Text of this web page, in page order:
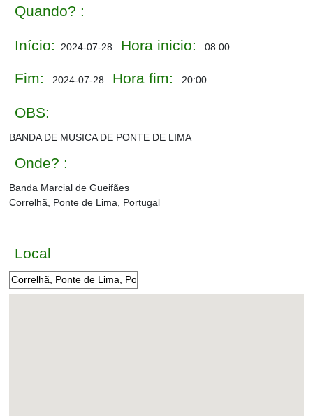
Quando? :
Início: 2024-07-28 Hora inicio: 08:00
Fim: 2024-07-28 Hora fim: 20:00
OBS:
BANDA DE MUSICA DE PONTE DE LIMA
Onde? :
Banda Marcial de Gueifães
Correlhã, Ponte de Lima, Portugal
Local